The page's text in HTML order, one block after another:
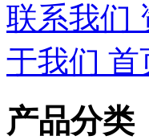
联系我们
于我们 首
产品分类